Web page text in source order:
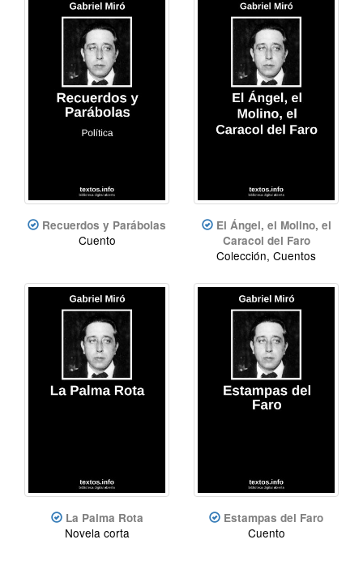
Recuerdos y Parábolas
Cuento
El Ángel, el Molino, el
Caracol del Faro
Colección, Cuentos
La Palma Rota
Novela corta
Estampas del Faro
Cuento